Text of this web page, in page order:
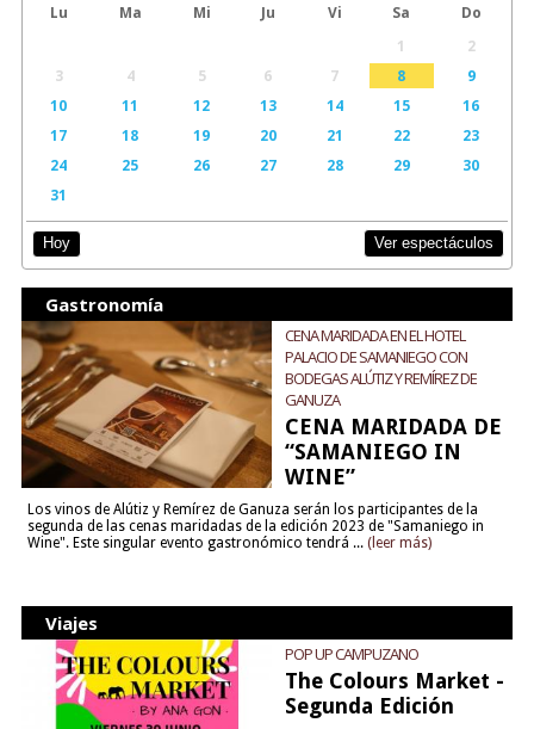
Lu Ma Mi Ju Vi Sa
Do
1
2
3
4 5 6 7 8
9
10
11 12 13 14 15
16
17
18 19 20 21 22
23
24
25 26 27 28 29
30
31
Hoy Ver espectáculos
Gastronomía
CENA MARIDADA EN EL HOTEL
PALACIO DE SAMANIEGO CON
BODEGAS ALÚTIZ Y REMÍREZ DE
GANUZA
CENA MARIDADA DE
“SAMANIEGO IN
WINE”
Los vinos de Alútiz y Remírez de Ganuza serán los participantes de la
segunda de las cenas maridadas de la edición 2023 de "Samaniego in
Wine". Este singular evento gastronómico tendrá ... (leer más)
Viajes
POP UP CAMPUZANO
The Colours Market -
Segunda Edición